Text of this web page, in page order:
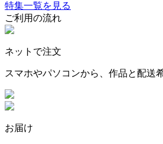
特集一覧を見る
ご利用の流れ
ネットで注文
スマホやパソコンから、作品と配送
お届け